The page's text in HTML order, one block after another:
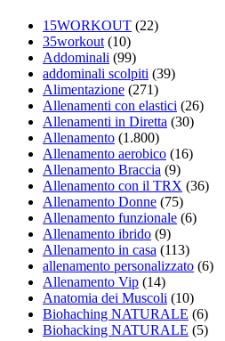
15WORKOUT (22)
35workout (10)
Addominali (99)
addominali scolpiti (39)
Alimentazione (271)
Allenamenti con elastici (26)
Allenamenti in Diretta (30)
Allenamento (1.800)
Allenamento aerobico (16)
Allenamento Braccia (9)
Allenamento con il TRX (36)
Allenamento Donne (75)
Allenamento funzionale (6)
Allenamento ibrido (9)
Allenamento in casa (113)
allenamento personalizzato (6)
Allenamento Vip (14)
Anatomia dei Muscoli (10)
Biohaching NATURALE (6)
Biohacking NATURALE (5)